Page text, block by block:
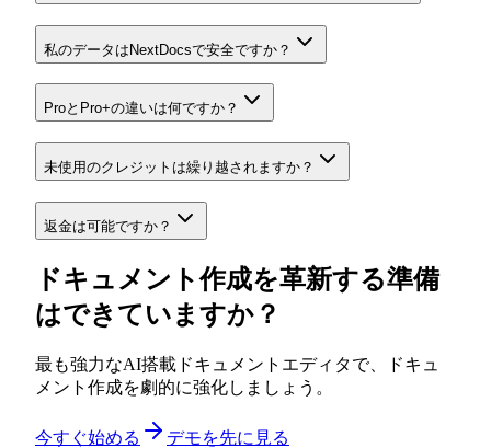
私のデータはNextDocsで安全ですか？
ProとPro+の違いは何ですか？
未使用のクレジットは繰り越されますか？
返金は可能ですか？
ドキュメント作成を革新する準備
はできていますか？
最も強力なAI搭載ドキュメントエディタで、ドキュ
メント作成を劇的に強化しましょう。
今すぐ始める
デモを先に見る